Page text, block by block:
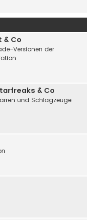
& Co
Versionen der
& Co
und Schlagzeuge